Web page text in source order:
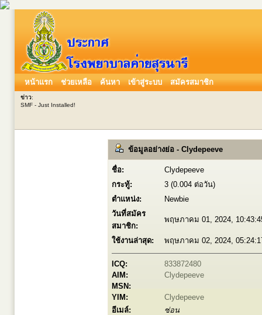
หน้าแรก ช่วยเหลือ ค้นหา เข้าสู่ระบบ สมัครสมาชิก
ข่าว:
SMF - Just Installed!
ข้อมูลอย่างย่อ - Clydepeeve
ชื่อ:
Clydepeeve
กระทู้:
3 (0.004 ต่อวัน)
ตำแหน่ง:
Newbie
วันที่สมัคร
สมาชิก:
พฤษภาคม 01, 2024,
ใช้งานล่าสุด: พฤษภาคม 02, 2024,
ICQ:
833872480
AIM:
Clydepeeve
MSN:
YIM:
Clydepeeve
อีเมล์:
ซ่อน